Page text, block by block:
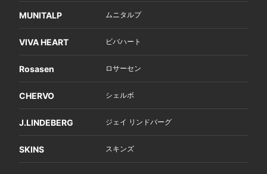
MUNITALP ムニタルプ
VIVA HEART ビバハート
Rosasen ロサーセン
CHERVO シェルボ
J.LINDEBERG ジェイ リンドバーグ
SKINS スキンズ